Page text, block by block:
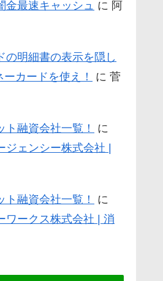
金最速キャッシュ に 阿
の明細書の表示を隠し
カードを使え！
に 菅
ト融資会社一覧！
に
ジェンシー株式会社 |
ト融資会社一覧！
に
ワークス株式会社 | 消